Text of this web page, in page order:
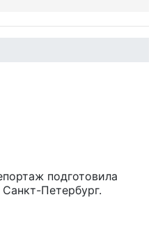
подготовила
Петербург.